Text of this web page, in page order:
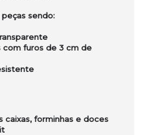
sendo:
com furos de 3 cm de
caixas, forminhas e doces